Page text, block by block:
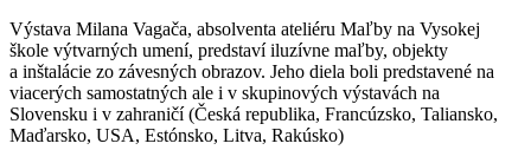
Výstava Milana Vagača, absolventa ateliéru Maľby na Vysokej
škole výtvarných umení, predstaví iluzívne maľby, objekty
a inštalácie zo závesných obrazov. Jeho diela boli predstavené na
viacerých samostatných ale i v skupinových výstavách na
Slovensku i v zahraničí (Česká republika, Francúzsko, Taliansko,
Maďarsko, USA, Estónsko, Litva, Rakúsko)